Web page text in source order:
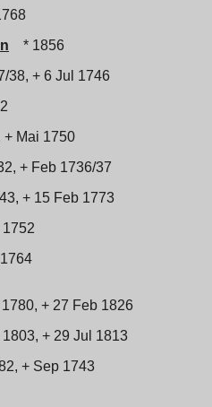
* 1856
38, + 6 Jul 1746
+ Mai 1750
+ Feb 1736/37
+ 15 Feb 1773
+ 27 Feb 1826
+ 29 Jul 1813
+ Sep 1743